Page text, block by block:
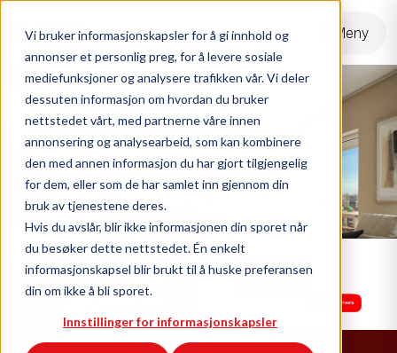
Vi bruker informasjonskapsler for å gi innhold og
annonser et personlig preg, for å levere sosiale
mediefunksjoner og analysere trafikken vår. Vi deler
dessuten informasjon om hvordan du bruker
nettstedet vårt, med partnerne våre innen
annonsering og analysearbeid, som kan kombinere
den med annen informasjon du har gjort tilgjengelig
for dem, eller som de har samlet inn gjennom din
bruk av tjenestene deres.
Hvis du avslår, blir ikke informasjonen din sporet når
du besøker dette nettstedet. Én enkelt
informasjonskapsel blir brukt til å huske preferansen
din om ikke å bli sporet.
Innstillinger for informasjonskapsler
Meny